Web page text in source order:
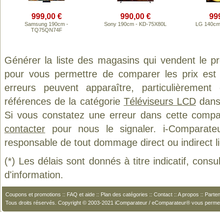
999,00 €
Samsung 190cm -
TQ75QN74F
990,00 €
Sony 190cm - KD-75X80L LG
Générer la liste des magasins qui vendent le
pour vous permettre de comparer les prix
erreurs peuvent apparaître,
références de la catégorie Téléviseurs LCD
Si vous constatez une erreur dans cette
contacter pour nous le signaler. i-
responsable de tout dommage direct ou indirect
(*) Les délais sont donnés à titre indicatif,
d'information.
Coupons et promotions :: FAQ et aide :: Plan des catégories :: Contact :: A propos ::
Tous droits réservés. Copyright © 2003-2021 iComparateur / eComparateur® vous